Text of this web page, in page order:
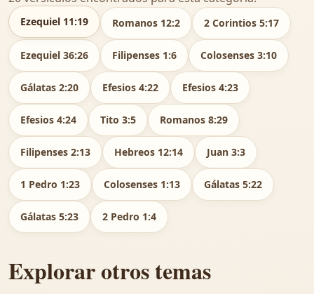
Ezequiel 11:19 Romanos 12:2 2 Corintios 5:17
Ezequiel 36:26 Filipenses 1:6 Colosenses 3:10
Gálatas 2:20 Efesios 4:22 Efesios 4:23
Efesios 4:24 Tito 3:5 Romanos 8:29
Filipenses 2:13 Hebreos 12:14 Juan 3:3
1 Pedro 1:23 Colosenses 1:13 Gálatas 5:22
Gálatas 5:23 2 Pedro 1:4
Explorar otros temas